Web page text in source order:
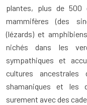
plantes, plus de 500
mammifères (des
(lézards) et
nichés dans les
sympathiques et
cultures
shamaniques et les
surement avec des